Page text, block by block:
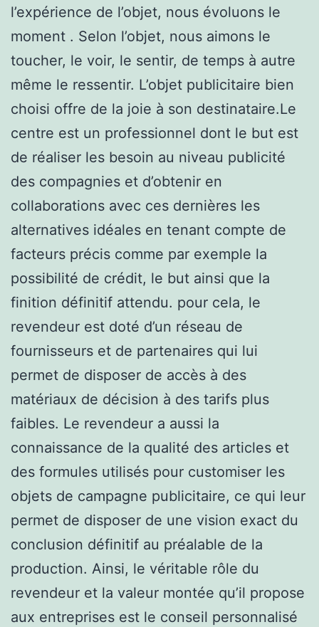
l’expérience de l’objet, nous évoluons le
moment . Selon l’objet, nous aimons le
toucher, le voir, le sentir, de temps à autre
même le ressentir. L’objet publicitaire bien
choisi offre de la joie à son destinataire.Le
centre est un professionnel dont le but est
de réaliser les besoin au niveau publicité
des compagnies et d’obtenir en
collaborations avec ces dernières les
alternatives idéales en tenant compte de
facteurs précis comme par exemple la
possibilité de crédit, le but ainsi que la
finition définitif attendu. pour cela, le
revendeur est doté d’un réseau de
fournisseurs et de partenaires qui lui
permet de disposer de accès à des
matériaux de décision à des tarifs plus
faibles. Le revendeur a aussi la
connaissance de la qualité des articles et
des formules utilisés pour customiser les
objets de campagne publicitaire, ce qui leur
permet de disposer de une vision exact du
conclusion définitif au préalable de la
production. Ainsi, le véritable rôle du
revendeur et la valeur montée qu’il propose
aux entreprises est le conseil personnalisé